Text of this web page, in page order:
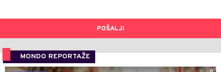
POŠALJI
MONDO REPORTAŽE